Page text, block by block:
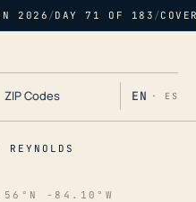
2026 /DAY 71 OF 183 /
ZIP Codes EN · ES
REYNOLDS
-84.10°W